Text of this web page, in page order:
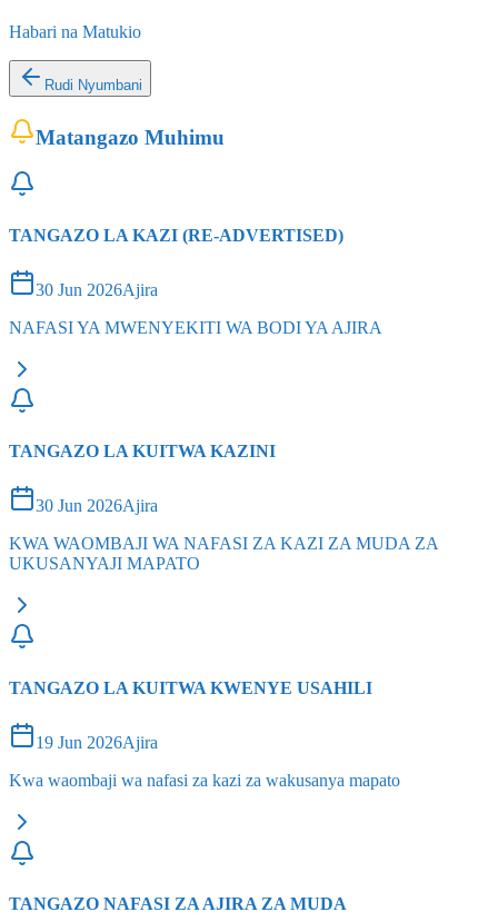
Habari na Matukio
Rudi Nyumbani
Matangazo Muhimu
TANGAZO LA KAZI (RE-ADVERTISED)
30 Jun 2026Ajira
NAFASI YA MWENYEKITI WA BODI YA AJIRA
TANGAZO LA KUITWA KAZINI
30 Jun 2026Ajira
KWA WAOMBAJI WA NAFASI ZA KAZI ZA MUDA ZA
UKUSANYAJI MAPATO
TANGAZO LA KUITWA KWENYE USAHILI
19 Jun 2026Ajira
Kwa waombaji wa nafasi za kazi za wakusanya mapato
TANGAZO NAFASI ZA AJIRA ZA MUDA